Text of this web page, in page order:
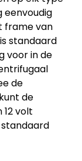
eenvoudig
frame van
standaard
voor in de
de
de
volt